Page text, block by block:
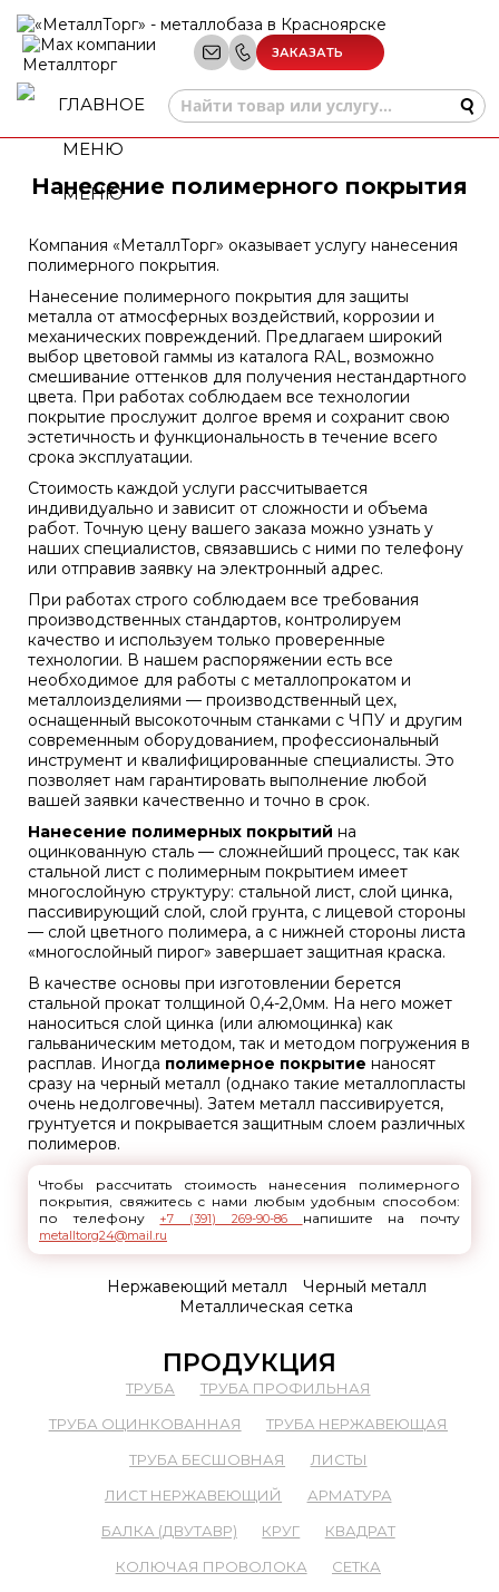
ЗАКАЗАТЬ
МЕНЮ
Нанесение полимерного покрытия
Компания «МеталлТорг» оказывает услугу нанесения
полимерного покрытия.
Нанесение полимерного покрытия для защиты
металла от атмосферных воздействий, коррозии и
механических повреждений. Предлагаем широкий
выбор цветовой гаммы из каталога RAL, возможно
смешивание оттенков для получения нестандартного
цвета. При работах соблюдаем все технологии
покрытие прослужит долгое время и сохранит свою
эстетичность и функциональность в течение всего
срока эксплуатации.
Стоимость каждой услуги рассчитывается
индивидуально и зависит от сложности и объема
работ. Точную цену вашего заказа можно узнать у
наших специалистов, связавшись с ними по телефону
или отправив заявку на электронный адрес.
При работах строго соблюдаем все требования
производственных стандартов, контролируем
качество и используем только проверенные
технологии. В нашем распоряжении есть все
необходимое для работы с металлопрокатом и
металлоизделиями — производственный цех,
оснащенный высокоточным станками с ЧПУ и другим
современным оборудованием, профессиональный
инструмент и квалифицированные специалисты. Это
позволяет нам гарантировать выполнение любой
вашей заявки качественно и точно в срок.
Нанесение полимерных покрытий на
оцинкованную сталь — сложнейший процесс, так как
стальной лист с полимерным покрытием имеет
многослойную структуру: стальной лист, слой цинка,
пассивирующий слой, слой грунта, с лицевой стороны
— слой цветного полимера, а с нижней стороны листа
«многослойный пирог» завершает защитная краска.
В качестве основы при изготовлении берется
стальной прокат толщиной 0,4-2,0мм. На него может
наноситься слой цинка (или алюмоцинка) как
гальваническим методом, так и методом погружения в
расплав. Иногда полимерное покрытие наносят
сразу на черный металл (однако такие металлопласты
очень недолговечны). Затем металл пассивируется,
грунтуется и покрывается защитным слоем различных
полимеров.
Чтобы рассчитать стоимость нанесения полимерного
покрытия, свяжитесь с нами любым удобным способом:
по телефону +7 (391) 269-90-86 напишите на почту
metalltorg24@mail.ru
Нержавеющий металл
Черный металл
Металлическая сетка
ПРОДУКЦИЯ
ТРУБА
ТРУБА ПРОФИЛЬНАЯ
ТРУБА ОЦИНКОВАННАЯ
ТРУБА НЕРЖАВЕЮЩАЯ
ТРУБА БЕСШОВНАЯ
ЛИСТЫ
ЛИСТ НЕРЖАВЕЮЩИЙ
АРМАТУРА
БАЛКА (ДВУТАВР)
КРУГ
КВАДРАТ
КОЛЮЧАЯ ПРОВОЛОКА
СЕТКА